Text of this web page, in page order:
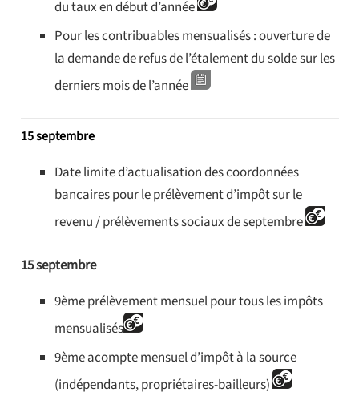
du taux en début d’année
Pour les contribuables mensualisés : ouverture de
la demandede refus de l’étalement du solde sur les
derniers mois de l’année
15 septembre
Date limite d’actualisation des coordonnées
bancaires pour le prélèvement d’impôt sur le
revenu / prélèvements sociaux de septembre
15 septembre
9ème prélèvement mensuel pour tous les impôts
mensualisés
9ème acompte mensuel d’impôt à la source
(indépendants, propriétaires-bailleurs)